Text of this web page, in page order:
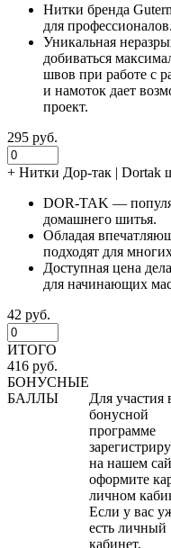
Нитки бренда
для профессионалов.
Уникальная
добиваться
швов при работе с
и намоток дает
проект.
295 руб.
+ Нитки Дор-так | Dortak
DOR-TAK —
домашнего шитья.
Обладая
подходят для
Доступная цена
для начинающих
42 руб.
ИТОГО
416 руб.
БОНУСНЫЕ
БАЛЛЫ
Для участия
бонусной
программе
на нашем
оформите
личном
Если у вас
есть личный
кабинет,